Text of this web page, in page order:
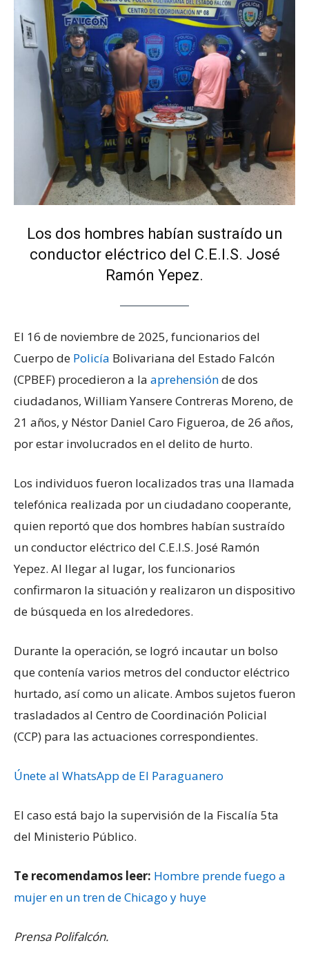
Los dos hombres habían sustraído un
conductor eléctrico del C.E.I.S. José
Ramón Yepez.
El 16 de noviembre de 2025, funcionarios del
Cuerpo de Policía Bolivariana del Estado Falcón
(CPBEF) procedieron a la aprehensiónde dos
ciudadanos, William Yansere Contreras Moreno, de
21 años, y Néstor Daniel Caro Figueroa, de 26 años,
por estar involucrados en el delito de hurto.
Los individuos fueron localizados tras una llamada
telefónica realizada por un ciudadano cooperante,
quien reportó que dos hombres habían sustraído
un conductor eléctrico del C.E.I.S. José Ramón
Yepez. Al llegar al lugar, los funcionarios
confirmaron la situación y realizaron un dispositivo
de búsqueda en los alrededores.
Durante la operación, se logró incautar un bolso
que contenía varios metros del conductor eléctrico
hurtado, así como un alicate. Ambos sujetos fueron
trasladados al Centro de Coordinación Policial
(CCP) para las actuaciones correspondientes.
Únete al WhatsApp de El Paraguanero
El caso está bajo la supervisión de la Fiscalía 5ta
del Ministerio Público.
Te recomendamos leer: Hombre prende fuego a
mujer en un tren de Chicago y huye
Prensa Polifalcón.